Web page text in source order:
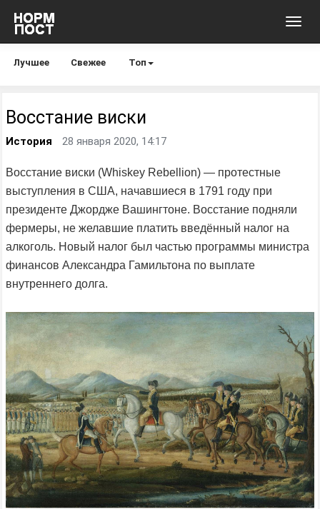
Лучшее Свежее Топ
Восстание виски
История 28 января 2020, 14:17
Восстание виски (Whiskey Rebellion) — протестные
выступления в США, начавшиеся в 1791 году при
президенте Джордже Вашингтоне. Восстание подняли
фермеры, не желавшие платить введённый налог на
алкоголь. Новый налог был частью программы министра
финансов Александра Гамильтона по выплате
внутреннего долга.